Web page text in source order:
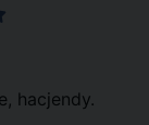
hacjendy.